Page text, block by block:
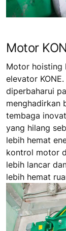
Motor
Motor hoisting
elevator
diperbaharui
menghadirkan
tembaga
yang hilang
lebih hemat
kontrol motor
lebih lancar
lebih hemat